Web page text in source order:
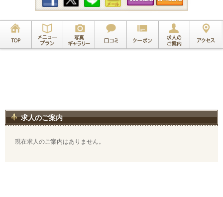
求人のご案内
現在求人のご案内はありません。